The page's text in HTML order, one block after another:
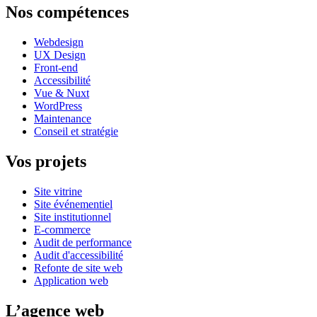
Nos compétences
Webdesign
UX Design
Front-end
Accessibilité
Vue & Nuxt
WordPress
Maintenance
Conseil et stratégie
Vos projets
Site vitrine
Site événementiel
Site institutionnel
E-commerce
Audit de performance
Audit d'accessibilité
Refonte de site web
Application web
L’agence web